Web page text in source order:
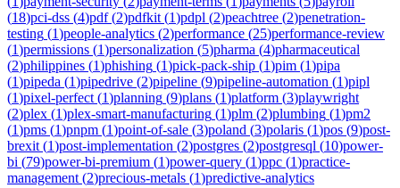
(18)pci-dss (4)pdf(2)pdfkit (1)pdpl (2)peachtree (2)penetration-
testing (1)people-analytics (2)performance (25)performance-review
(1)permissions (1)personalization (5)pharma (4)pharmaceutical
(2)philippines (1)phishing (1)pick-pack-ship (1)pim (1)pipa
(1)pipeda (1)pipedrive (2)pipeline (9)pipeline-automation (1)pipl
(1)pixel-perfect (1)planning (9)plans (1)platform (3)playwright
(2)plex (1)plex-smart-manufacturing (1)plm (2)plumbing (1)pm2
(1)pms (1)pnpm (1)point-of-sale (3)poland (3)polaris (1)pos (9)post-
brexit (1)post-implementation (2)postgres (2)postgresql (10)power-
bi (79)power-bi-premium (1)power-query (1)ppc (1)practice-
management (2)precious-metals (1)predictive-analytics